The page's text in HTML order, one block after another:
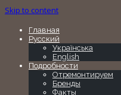
Skip to content
Главная
Русский
Українська
English
Подробности
Отремонтируем
Бренды
Факты